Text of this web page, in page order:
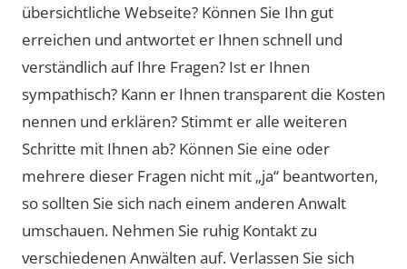
übersichtliche Webseite? Können Sie Ihn gut
erreichen und antwortet er Ihnen schnell und
verständlich auf Ihre Fragen? Ist er Ihnen
sympathisch? Kann er Ihnen transparent die Kosten
nennen und erklären? Stimmt er alle weiteren
Schritte mit Ihnen ab? Können Sie eine oder
mehrere dieser Fragen nicht mit „ja“ beantworten,
so sollten Sie sich nach einem anderen Anwalt
umschauen. Nehmen Sie ruhig Kontakt zu
verschiedenen Anwälten auf. Verlassen Sie sich